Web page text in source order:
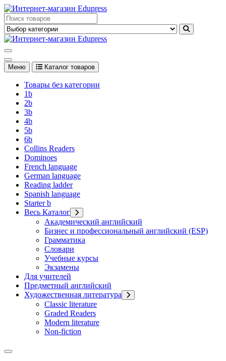
Перейти
к
содержимому
Edupress Uzbekistan, Edupress Узбекистан, книги, учебники на
английском языке
английском языке
Меню Каталог товаров
Товары без категории
1b
2b
3b
4b
5b
6b
Collins Readers
Dominoes
French language
German language
Reading ladder
Spanish language
Starter b
Весь Каталог
Академический английский
Бизнес и профессиональный английский (ESP)
Грамматика
Словари
Учебные курсы
Экзамены
Для учителей
Предметный английский
Художественная литература
Classic literature
Graded Readers
Modern literature
Non-fiction